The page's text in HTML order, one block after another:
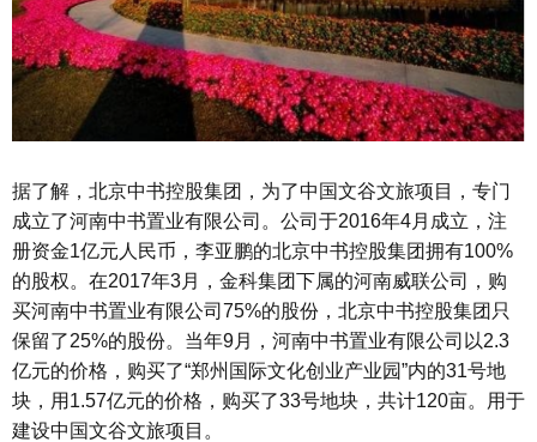
据了解，北京中书控股集团，为了中国文谷文旅项目，专门
成立了河南中书置业有限公司。公司于2016年4月成立，注
册资金1亿元人民币，李亚鹏的北京中书控股集团拥有100%
的股权。在2017年3月，金科集团下属的河南威联公司，购
买河南中书置业有限公司75%的股份，北京中书控股集团只
保留了25%的股份。当年9月，河南中书置业有限公司以2.3
亿元的价格，购买了“郑州国际文化创业产业园”内的31号地
块，用1.57亿元的价格，购买了33号地块，共计120亩。用于
建设中国文谷文旅项目。